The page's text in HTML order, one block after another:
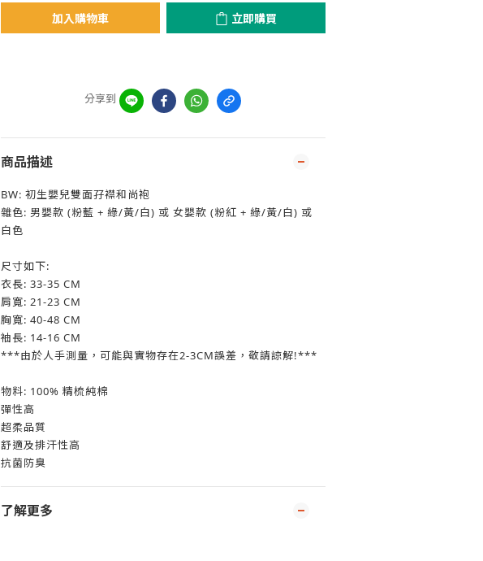
加入購物車 立即購買
分享到
商品描述
BW: 初生嬰兒雙面孖襟和尚袍
雜色: 男嬰款 (粉藍 + 綠/黃/白) 或 女嬰款 (粉紅 + 綠/黃/白) 或
白色
尺寸如下:
衣長: 33-35 CM
肩寬: 21-23 CM
胸寬: 40-48 CM
袖長: 14-16 CM
***由於人手測量，可能與實物存在2-3CM誤差，敬請諒解!***
物料: 100% 精梳純棉
彈性高
超柔品質
舒適及排汗性高
抗菌防臭
了解更多